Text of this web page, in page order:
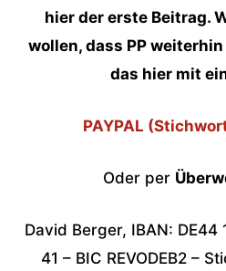
hier der erste Beitrag.
wollen, dass PP weiterhin
das hier mit
PAYPAL
Oder per
David Berger, IBAN: DE44
41 – BIC REVODEB2 –